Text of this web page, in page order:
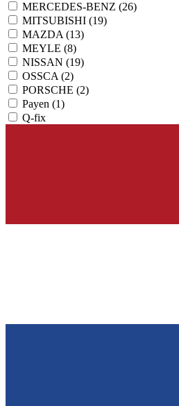
MERCEDES-BENZ (26)
MITSUBISHI (19)
MAZDA (13)
MEYLE (8)
NISSAN (19)
OSSCA (2)
PORSCHE (2)
Payen (1)
Q-fix